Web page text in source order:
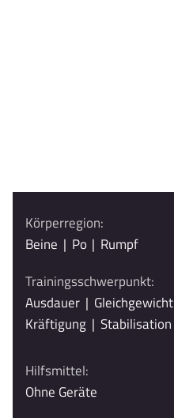
Körperregion:
Beine | Po | Rumpf
Trainingsschwerpunkt:
Ausdauer | Gleichgewicht
Kräftigung | Stabilisation
Hilfsmittel:
Ohne Geräte